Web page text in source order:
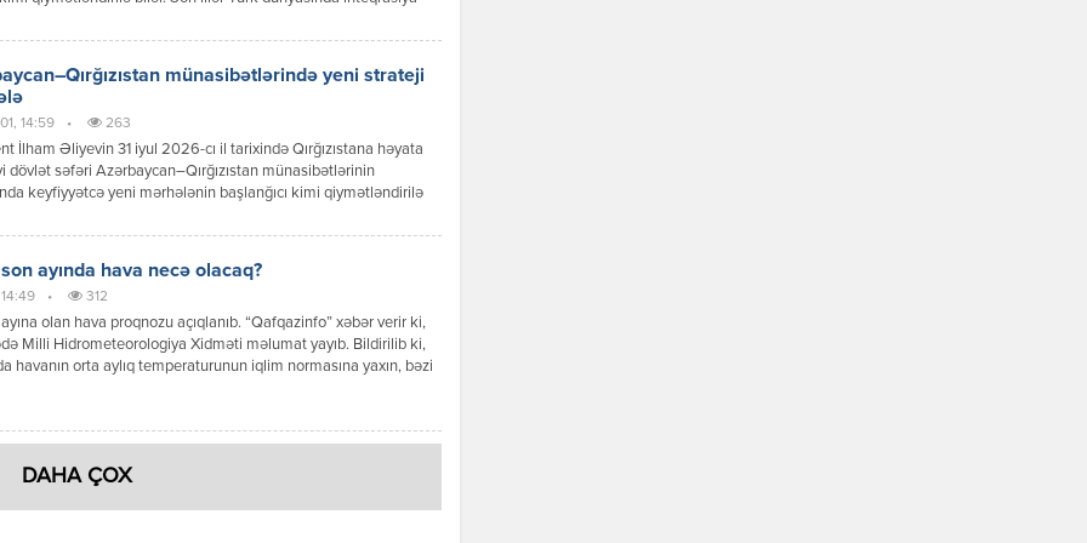
də yeni məzmun qazanır. Dövlət başçılarının görüşü zamanı
[…]
münasibətlərində yeni strateji
14:59 • 263
İlham Əliyevin 31 iyul 2026-cı il tarixində Qırğızıstana həyata
dövlət səfəri Azərbaycan–Qırğızıstan münasibətlərinin
keyfiyyətcə yeni mərhələnin başlanğıcı kimi qiymətləndirilə
qəbul edilən qərarlar və verilən siyasi mesajlar göstərir ki,
səviyyəsinə yüksəltmək əzmindədir. Prezident İlham Əliyevin
münasibətləri […]
son ayında hava necə olacaq?
• 312
olan hava proqnozu açıqlanıb. “Qafqazinfo” xəbər verir ki,
Milli Hidrometeorologiya Xidməti məlumat yayıb. Bildirilib ki,
havanın orta aylıq temperaturunun iqlim normasına yaxın, bəzi
ölkə ərazisində əksər rayonlarda əsasən yağmursuz hava […]
DAHA ÇOX